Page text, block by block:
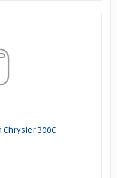
300C